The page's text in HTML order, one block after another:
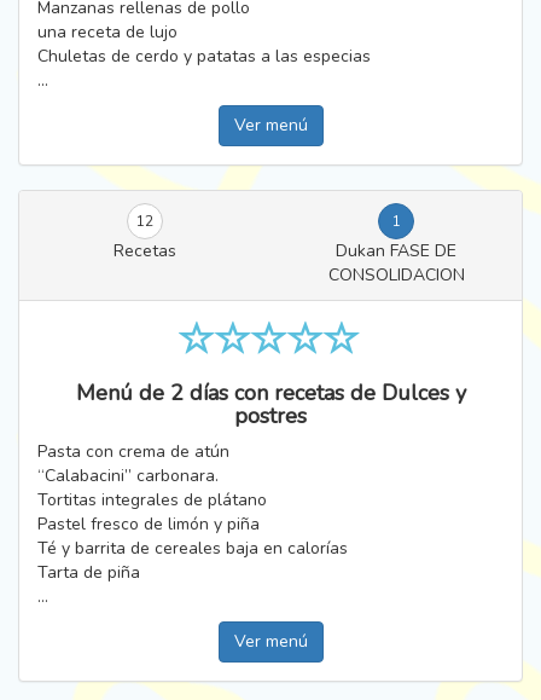
Manzanas rellenas de pollo
una receta de lujo
Chuletas de cerdo y patatas a las especias
...
Ver menú
12 1
Recetas
Dukan FASE DE
CONSOLIDACION
Menú de 2 días con recetas de Dulces y
postres
Pasta con crema de atún
“Calabacini” carbonara.
Tortitas integrales de plátano
Pastel fresco de limón y piña
Té y barrita de cereales baja en calorías
Tarta de piña
...
Ver menú